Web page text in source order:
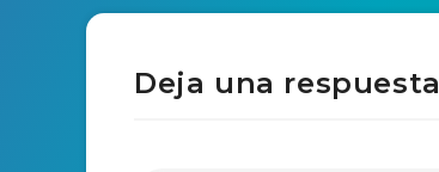
Deja una respuesta